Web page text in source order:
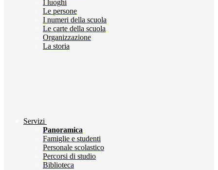
I luoghi
Le persone
I numeri della scuola
Le carte della scuola
Organizzazione
La storia
Servizi
Panoramica
Famiglie e studenti
Personale scolastico
Percorsi di studio
Biblioteca